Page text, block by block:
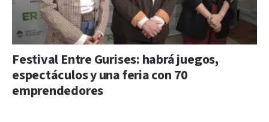
Festival Entre Gurises: habrá juegos,
espectáculos y una feria con 70
emprendedores